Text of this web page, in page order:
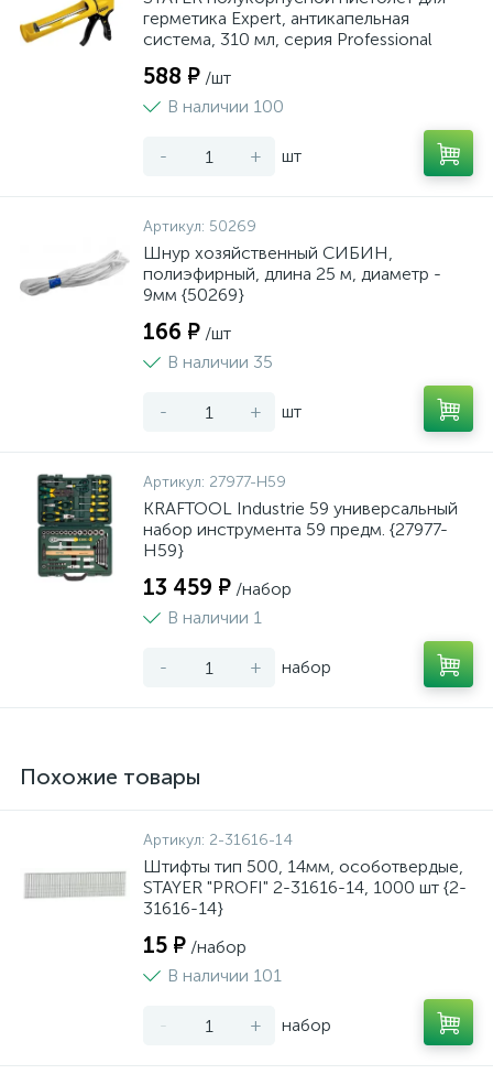
герметика Expert, антикапельная
система, 310 мл, серия Professional
588 ₽ /шт
В наличии 100
- + шт
Артикул: 50269
Шнур хозяйственный СИБИН,
полиэфирный, длина 25 м, диаметр -
9мм {50269}
166 ₽ /шт
В наличии 35
- + шт
Артикул: 27977-H59
KRAFTOOL Industrie 59 универсальный
набор инструмента 59 предм. {27977-
H59}
13 459 ₽ /набор
В наличии 1
- + набор
Похожие товары
Артикул: 2-31616-14
Штифты тип 500, 14мм, особотвердые,
STAYER "PROFI" 2-31616-14, 1000 шт {2-
31616-14}
15 ₽ /набор
В наличии 101
- + набор